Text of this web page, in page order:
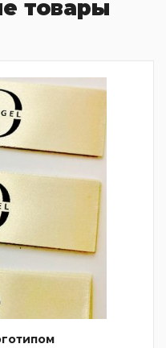
товары